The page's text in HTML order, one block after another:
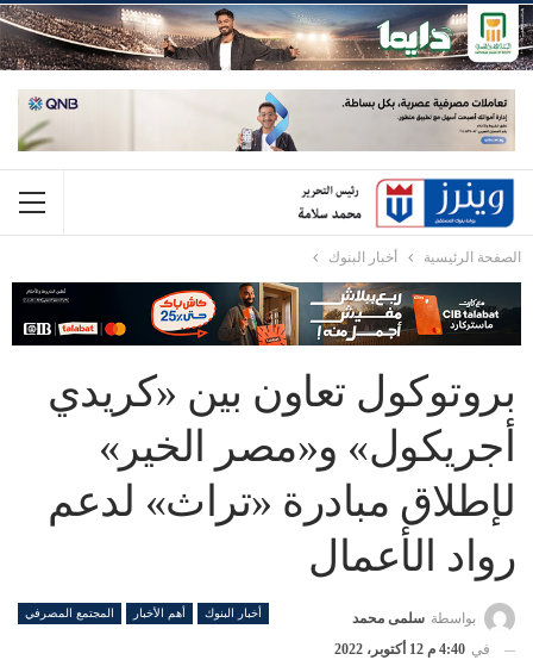
الصفحة الرئيسية أخبار البنوك
بروتوكول تعاون بين «كريدي
أجريكول» و«مصر الخير»
لإطلاق مبادرة «تراث» لدعم
رواد الأعمال
أخبار البنوك أهم الأخبار المجتمع المصرفي بواسطة سلمى محمد
في 4:40 م 12 أكتوبر، 2022